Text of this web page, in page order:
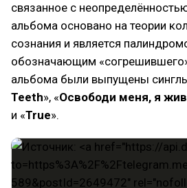
связанное с
альбома основано на теории
сознания и является
обозначающим
альбома были выпущены
Teeth», «Освободи меня, я
и «True».